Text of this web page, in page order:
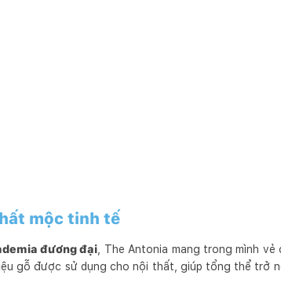
mộc tinh tế
đương đại , The Antonia mang trong mình
gỗ được sử dụng cho nội thất, giúp tổng thể trở